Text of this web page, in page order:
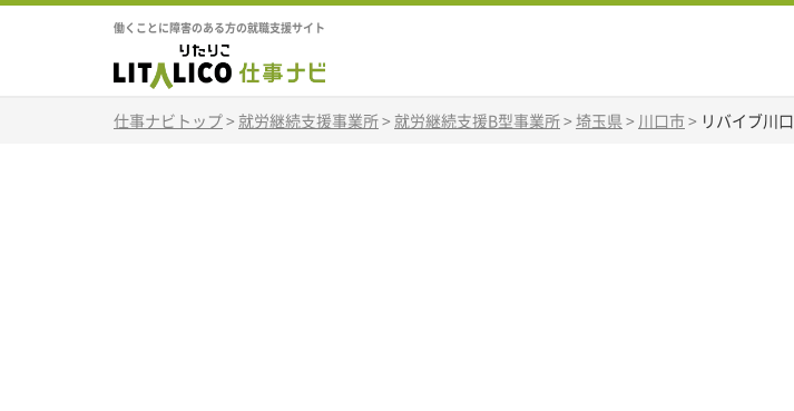
働くことに障害のある方の就職支援サイト
仕事ナビトップ> 就労継続支援事業所> 就労継続支援B型事業所> 埼玉県 > 川口市> リバイブ川口